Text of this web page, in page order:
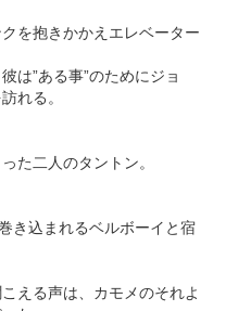
を抱きかかえエレベーター
は”ある事”のためにジョ
れる。
た二人のタントン。
き込まれるベルボーイと宿
える声は、カモメのそれよ